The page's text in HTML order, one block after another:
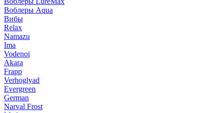
Воблеры Aqua
Вибы
Relax
Namazu
Ima
Vodenoi
Akara
Frapp
Verhoglyad
Evergreen
German
Narval Frost